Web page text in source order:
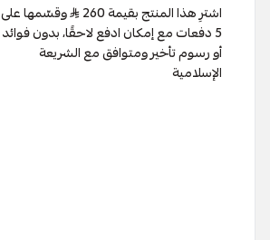
اشترِ هذا المنتج بقيمة 260
وقسّمها على
5 دفعات مع إمكان ادفع لاحقًا، بدون فوائد
أو رسوم تأخير ومتوافق مع الشريعة
الإسلامية